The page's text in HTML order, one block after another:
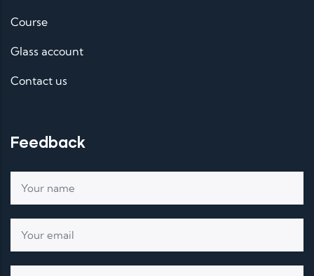
Course
Glass account
Contact us
Feedback